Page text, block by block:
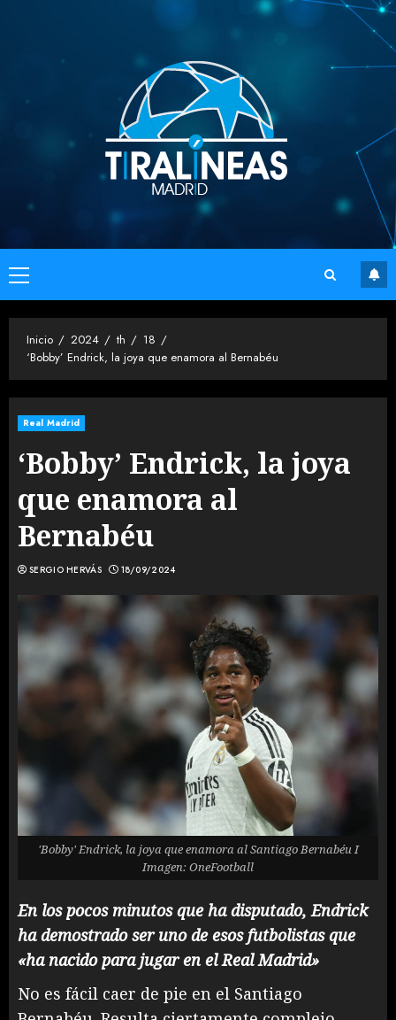
Menú
principal
Inicio 2024 th
18
‘Bobby’ Endrick, la joya que enamora al Bernabéu
Real Madrid
‘Bobby’ Endrick, la joya
que enamora al
Bernabéu
SERGIO HERVÁS 18/09/2024
'Bobby' Endrick, la joya que enamora al Santiago Bernabéu I
Imagen: OneFootball
En los pocos minutos que ha disputado, Endrick
ha demostrado ser uno de esos futbolistas que
«ha nacido para jugar en el Real Madrid»
No es fácil caer de pie en el Santiago